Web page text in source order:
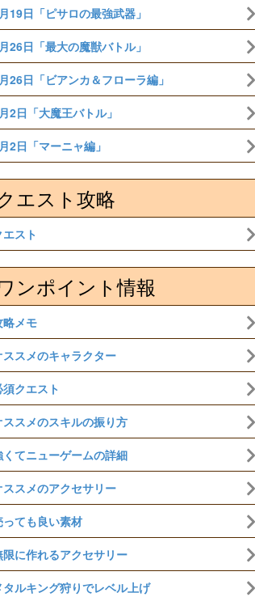
19日「ピサロの最強武器」
26日「最大の魔獣バトル」
26日「ビアンカ＆フローラ編」
2日「大魔王バトル」
2日「マーニャ編」
エスト攻略
エスト
ンポイント情報
略メモ
ススメのキャラクター
須クエスト
ススメのスキルの振り方
くてニューゲームの詳細
ススメのアクセサリー
っても良い素材
限に作れるアクセサリー
タルキング狩りでレベル上げ